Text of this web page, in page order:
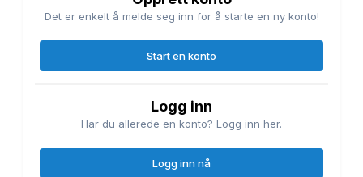
Det er enkelt å melde seg inn for å starte en ny konto!
Start en konto
Logg inn
Har du allerede en konto? Logg inn her.
Logg inn nå